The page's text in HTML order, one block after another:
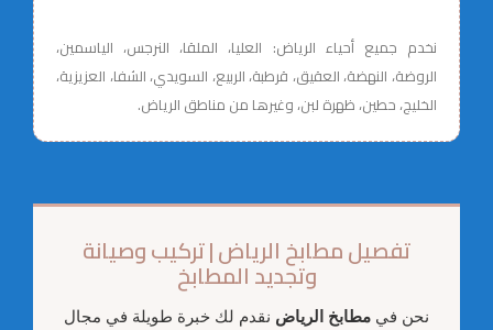
نخدم جميع أحياء الرياض: العليا، الملقا، النرجس، الياسمين،
الروضة، النهضة، العقيق، قرطبة، الربيع، السويدي، الشفا، العزيزية،
الخليج، حطين، ظهرة لبن، وغيرها من مناطق الرياض.
تفصيل مطابخ الرياض | تركيب وصيانة
وتجديد المطابخ
نحن في مطابخ الرياض نقدم لك خبرة طويلة في مجال